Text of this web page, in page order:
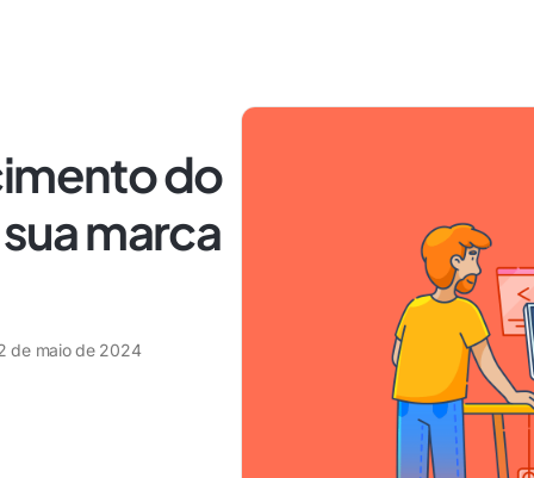
do
marca
de maio de 2024